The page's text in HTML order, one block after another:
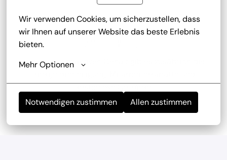
Wir verwenden Cookies, um sicherzustellen, dass
wir Ihnen auf unserer Website das beste Erlebnis
bieten.
Mehr Optionen
Notwendigen zustimmen Allen zustimmen
zu deinem attraktiven Gehalt gib es zusätzlich die
kostenlose Getränke